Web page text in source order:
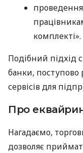
комплекті».
Подібний підхід
банки,
сервісів для
Про
Нагадаємо,
дозволяє